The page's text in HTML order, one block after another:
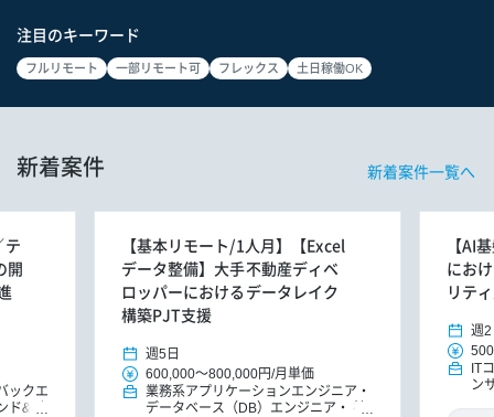
注目のキーワード
フルリモート 一部リモート可 フレックス 土日稼働OK
新着案件 新着案件一覧へ
テ
開
ックエ
ド&バ
【基本リモート/1人月】【Excel
データ整備】大手不動産ディベ
ロッパーにおけるデータレイク
構築PJT支援
週5日
600,000～800,000円/月単価
業務系アプリケーションエンジニア
データベース（DB）エンジニア
【AI
にお
リテ
週2
IT
ン